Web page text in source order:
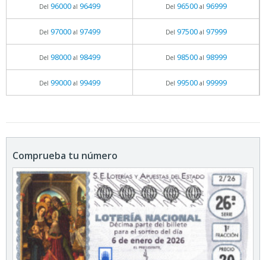
Del 96000al 96499 Del 96500al 96999
Del 97000al 97499 Del 97500al 97999
Del 98000al 98499 Del 98500al 98999
Del 99000al 99499 Del 99500al 99999
Comprueba tu número